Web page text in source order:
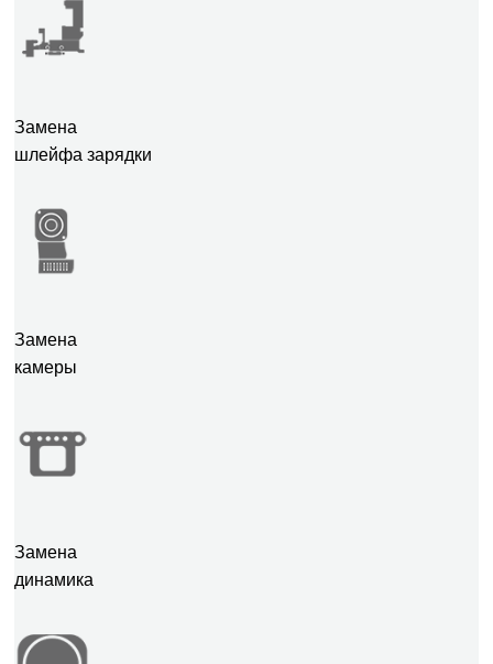
Замена
шлейфа зарядки
Замена
камеры
Замена
динамика